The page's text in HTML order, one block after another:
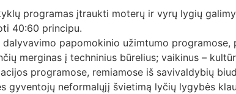
programas įtraukti moterų ir vyrų lygių
40:60 principu.
papomokinio užimtumo
merginas į techninius būrelius; vaikinus –
programose, remiamose iš savivaldybių
gyventojų neformalųjį švietimą lyčių lygybės